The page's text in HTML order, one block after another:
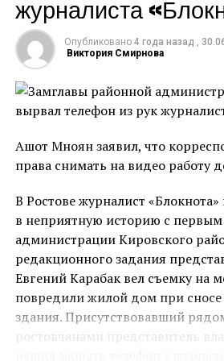
Автор текста: Ирина Никитина
семья мальчика перенесла
операции, реабилитацию, а
протезирование. В результате
обе ноги и руку. Автобус съехал с
буквально зажало конечности.
спасателей отчим Роман пытался
кардинально изменилась.
Мальчика госпитализировали с
травмами. До 29 декабря он
реанимации в крайне тяжелом
счастью пошел на поправку.
журналиста
Опубликовано 4 года назад ,
Виктория Смирнова
Ашот Мноян заявил, что
права снимать на видео работу
В Ростове журналист «Блокнота»
в неприятную историю с первым
администрации Кировского
редакционного задания
Евгений Карабак вел съемку на
повредили жилой дом при сносе
здания. Присутствовавший
ростовчанами представитель